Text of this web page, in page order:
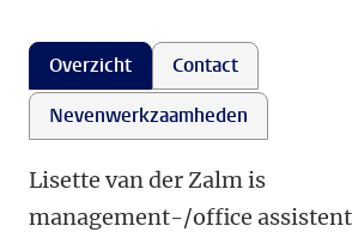
Overzicht
Contact
Nevenwerkzaamheden
Lisette van der Zalm is
management-/office assistent